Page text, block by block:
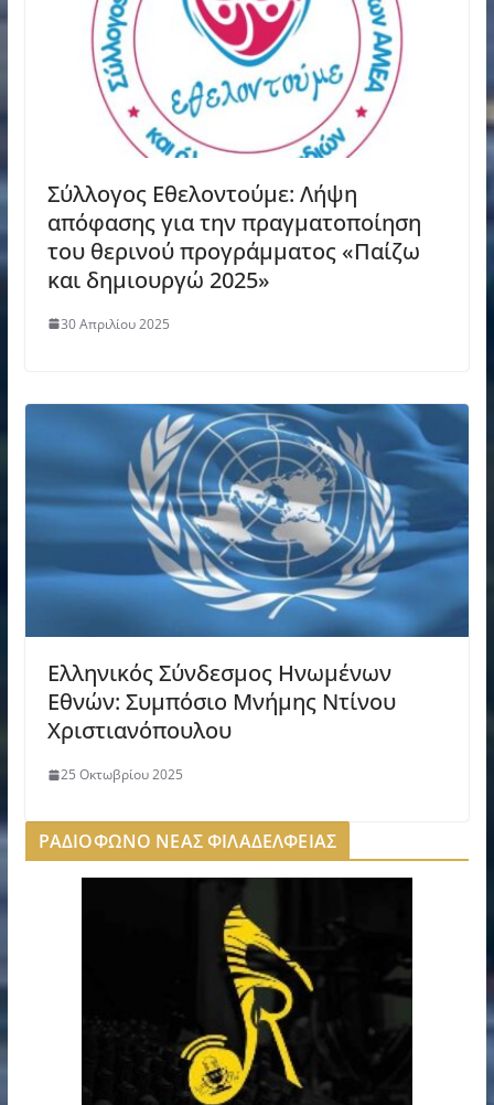
Σύλλογος Εθελοντούμε: Λήψη
απόφασης για την πραγματοποίηση
του θερινού προγράμματος «Παίζω
και δημιουργώ 2025»
30 Απριλίου 2025
Ελληνικός Σύνδεσμος Ηνωμένων
Εθνών: Συμπόσιο Μνήμης Ντίνου
Χριστιανόπουλου
25 Οκτωβρίου 2025
ΡΑΔΙΟΦΩΝΟ ΝΕΑΣ ΦΙΛΑΔΕΛΦΕΙΑΣ